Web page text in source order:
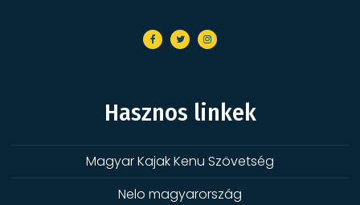
Hasznos linkek
Magyar Kajak Kenu Szövetség
Nelo magyarország